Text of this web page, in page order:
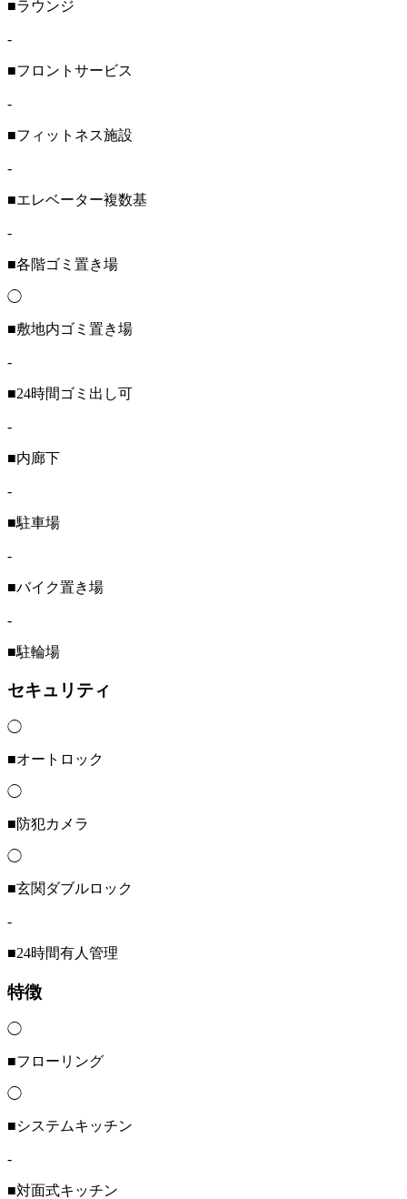
■ラウンジ
-
■フロントサービス
-
■フィットネス施設
-
■エレベーター複数基
-
■各階ゴミ置き場
◯
■敷地内ゴミ置き場
-
■24時間ゴミ出し可
-
■内廊下
-
■駐車場
-
■バイク置き場
-
■駐輪場
セキュリティ
◯
■オートロック
◯
■防犯カメラ
◯
■玄関ダブルロック
-
■24時間有人管理
特徴
◯
■フローリング
◯
■システムキッチン
-
■対面式キッチン